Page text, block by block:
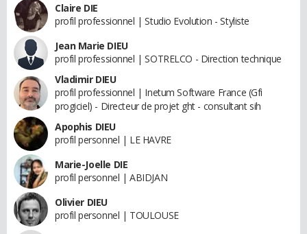
Claire DIE
profil professionnel | Studio Evolution - Styliste
Jean Marie DIEU
profil professionnel | SOTRELCO - Direction technique
Vladimir DIEU
profil professionnel | Inetum Software France (Gfi
progiciel) - Directeur de projet ght - consultant sih
Apophis DIEU
profil personnel | LE HAVRE
Marie-Joelle DIE
profil personnel | ABIDJAN
Olivier DIEU
profil personnel | TOULOUSE